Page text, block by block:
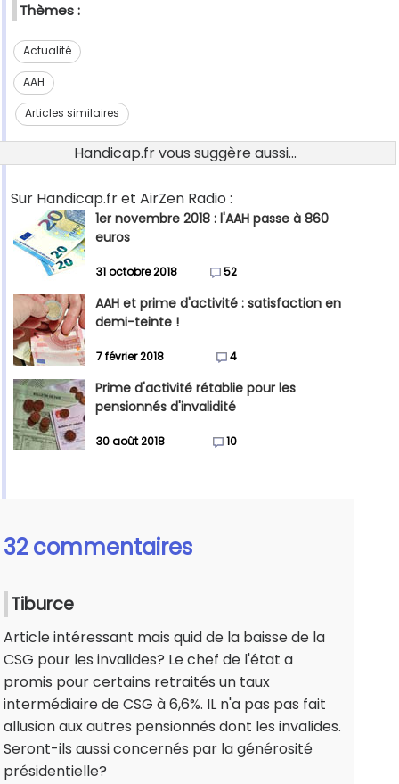
Thèmes :
Actualité
AAH
Articles similaires
Handicap.fr vous suggère aussi...
Sur Handicap.fr et AirZen Radio :
1er novembre 2018 : l'AAH passe à 860
euros
31 octobre 2018 52
AAH et prime d'activité : satisfaction en
demi-teinte !
7 février 2018 4
Prime d'activité rétablie pour les
pensionnés d'invalidité
30 août 2018 10
32 commentaires
Tiburce
Article intéressant mais quid de la baisse de la
CSG pour les invalides? Le chef de l'état a
promis pour certains retraités un taux
intermédiaire de CSG à 6,6%. IL n'a pas pas fait
allusion aux autres pensionnés dont les invalides.
Seront-ils aussi concernés par la générosité
présidentielle?